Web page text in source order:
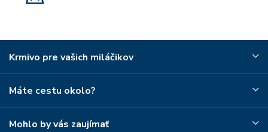
Krmivo pre vašich miláčikov
Máte cestu okolo?
Mohlo by vás zaujímať